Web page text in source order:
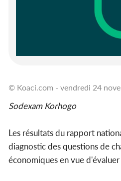
© Koaci.com - vendredi 24
Sodexam Korhogo
Les résultats du rapport
diagnostic des questions de
économiques en vue